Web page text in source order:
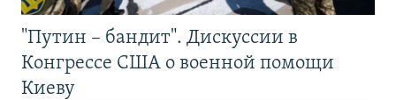
"Путин – бандит". Дискуссии в
Конгрессе США о военной помощи
Киеву